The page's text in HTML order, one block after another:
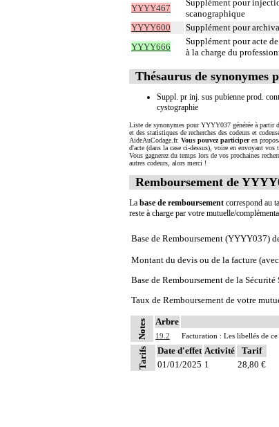
YYYY467
Supplément pour
scanographique
YYYY600 Supplément pour
YYYY666
Supplément pour acte
à la charge du
Thésaurus de synonymes
Suppl. pr inj. sus pubienne prod.
cystographie
Liste de synonymes pour YYYY037 générée à partir
et des statistiques de recherches des codeurs et
AideAuCodage.fr. Vous pouvez participeren
d'acte (dans la case ci-dessus), voire en envoyant vos
Vous gagnerez du temps lors de vos prochaines
autres codeurs, alors merci !
Remboursement de
La base de remboursement correspond au
reste à charge par votre mutuelle/
Base de Remboursement (YYYY037)
Montant du devis ou de la facture
Base de Remboursement de la
Taux de Remboursement de votre
Notes Arbre
19.2 Facturation : Les libellés de
Tarifs Date d'effet Activité
Tarif
01/01/2025 1 28,80 €